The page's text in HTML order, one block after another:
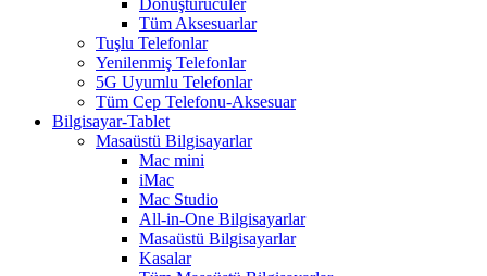
Dönüştürücüler
Tüm Aksesuarlar
Tuşlu Telefonlar
Yenilenmiş Telefonlar
5G Uyumlu Telefonlar
Tüm Cep Telefonu-Aksesuar
Bilgisayar-Tablet
Masaüstü Bilgisayarlar
Mac mini
iMac
Mac Studio
All-in-One Bilgisayarlar
Masaüstü Bilgisayarlar
Kasalar